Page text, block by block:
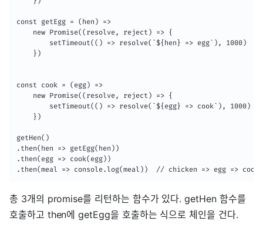
const getEgg = (hen) =>
    new Promise((resolve, reject) => {
        setTimeout(() => resolve(`${hen} => egg`), 1000)
    })
const cook = (egg) =>
    new Promise((resolve, reject) => {
        setTimeout(() => resolve(`${egg} => cook`), 1000)
    })
getHen()
.then(hen => getEgg(hen))
.then(egg => cook(egg))
.then(meal => console.log(meal))  // chicken => egg => cook
총 3개의 promise를 리턴하는 함수가 있다. getHen 함수를
호출하고 then에 getEgg을 호출하는 식으로 체인을 건다.